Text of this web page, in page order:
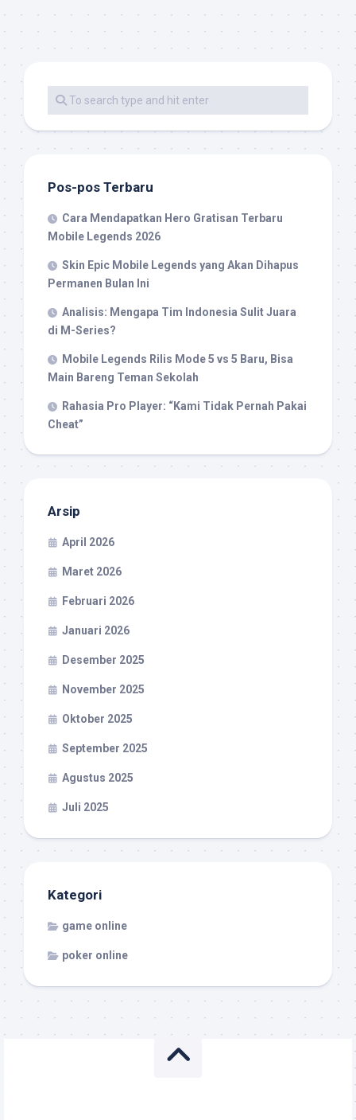
Pos-pos Terbaru
Cara Mendapatkan Hero Gratisan Terbaru
Mobile Legends 2026
Skin Epic Mobile Legends yang Akan Dihapus
Permanen Bulan Ini
Analisis: Mengapa Tim Indonesia Sulit Juara
di M-Series?
Mobile Legends Rilis Mode 5 vs 5 Baru, Bisa
Main Bareng Teman Sekolah
Rahasia Pro Player: “Kami Tidak Pernah Pakai
Cheat”
Arsip
April 2026
Maret 2026
Februari 2026
Januari 2026
Desember 2025
November 2025
Oktober 2025
September 2025
Agustus 2025
Juli 2025
Kategori
game online
poker online